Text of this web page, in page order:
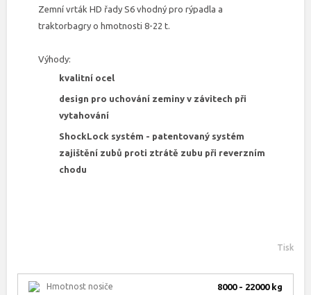
Zemní vrták HD řady S6 vhodný pro rýpadla a
traktorbagry o hmotnosti 8-22 t.
Výhody:
kvalitní ocel
design pro uchování zeminy v závitech při
vytahování
ShockLock systém - patentovaný systém
zajištění zubů proti ztrátě zubu při reverzním
chodu
Tisk
Hmotnost nosiče 8000 - 22000 kg